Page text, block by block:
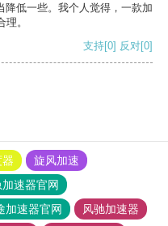
降低一些。我个人觉得，一款加
。
支持[0] 反对[0]
旋风加速
速器官网
加速器官网
风驰加速器